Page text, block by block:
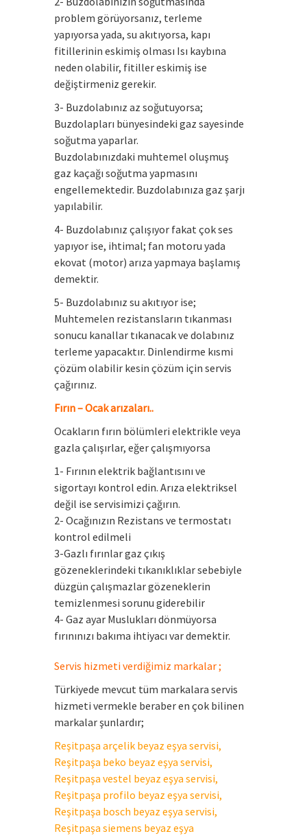
problem görüyorsanız, terleme
yapıyorsa yada, su akıtıyorsa, kapı
fitillerinin eskimiş olması Isı kaybına
neden olabilir, fitiller eskimiş ise
değiştirmeniz gerekir.
3- Buzdolabınız az soğutuyorsa;
Buzdolapları bünyesindeki gaz sayesinde
soğutma yaparlar.
Buzdolabınızdaki muhtemel oluşmuş
gaz kaçağı soğutma yapmasını
engellemektedir. Buzdolabınıza gaz şarjı
yapılabilir.
4- Buzdolabınız çalışıyor fakat çok ses
yapıyor ise, ihtimal; fan motoru yada
ekovat (motor) arıza yapmaya başlamış
demektir.
5- Buzdolabınız su akıtıyor ise;
Muhtemelen rezistansların tıkanması
sonucu kanallar tıkanacak ve dolabınız
terleme yapacaktır. Dinlendirme kısmi
çözüm olabilir kesin çözüm için servis
çağırınız.
Fırın – Ocak arızaları..
Ocakların fırın bölümleri elektrikle veya
gazla çalışırlar, eğer çalışmıyorsa
1- Fırının elektrik bağlantısını ve
sigortayı kontrol edin. Arıza elektriksel
değil ise servisimizi çağırın.
2- Ocağınızın Rezistans ve termostatı
kontrol edilmeli
3-Gazlı fırınlar gaz çıkış
gözeneklerindeki tıkanıklıklar sebebiyle
düzgün çalışmazlar gözeneklerin
temizlenmesi sorunu giderebilir
4- Gaz ayar Muslukları dönmüyorsa
fırınınızı bakıma ihtiyacı var demektir.
Servis hizmeti verdiğimiz markalar ;
Türkiyede mevcut tüm markalara servis
hizmeti vermekle beraber en çok bilinen
markalar şunlardır;
Reşitpaşa arçelik beyaz eşya servisi,
Reşitpaşa beko beyaz eşya servisi,
Reşitpaşa vestel beyaz eşya servisi,
Reşitpaşa profilo beyaz eşya servisi,
Reşitpaşa bosch beyaz eşya servisi,
Reşitpaşa siemens beyaz eşya